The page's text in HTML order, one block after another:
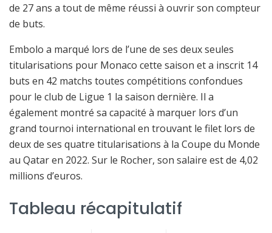
de 27 ans a tout de même réussi à ouvrir son compteur
de buts.
Embolo a marqué lors de l’une de ses deux seules
titularisations pour Monaco cette saison et a inscrit 14
buts en 42 matchs toutes compétitions confondues
pour le club de Ligue 1 la saison dernière. Il a
également montré sa capacité à marquer lors d’un
grand tournoi international en trouvant le filet lors de
deux de ses quatre titularisations à la Coupe du Monde
au Qatar en 2022. Sur le Rocher, son salaire est de 4,02
millions d’euros.
Tableau récapitulatif